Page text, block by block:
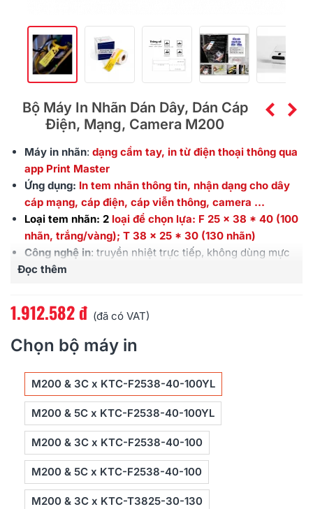
Bộ Máy In Nhãn Dán Dây, Dán Cáp
Điện, Mạng, Camera M200
Máy in nhãn: dạng cầm tay, in từ điện thoại thông qua
app Print Master
Ứng dụng: In tem nhãn thông tin, nhận dạng cho dây
cáp mạng, cáp điện, cáp viễn thông, camera ...
Loại tem nhãn: 2 loại để chọn lựa: F 25 x 38 * 40 (100
nhãn, trắng/vàng); T 38 x 25 * 30 (130 nhãn)
Công nghệ in: truyền nhiệt trực tiếp, không dùng mực
Độ phân giải
Chiều rộng nhãn
Kết nối: Bluetooth 4.0; Micro USB
In mã vạch
: hỗ trợ in 01 mã vạch 1D/QR code
Hệ điều hành hỗ trợ : Android/iOS (app Print Master);
Windows 7, 8, 10 (in qua phần mềm)
Dung lượng pin : 2200 mAh
Trọng lượng máy: 400g
Kích thước máy: 120mm * 117mm * 60mm
Nguồn điện: Micro USB/Lithium battery
Bảo hành: 12 tháng
Đọc thêm
1.912.582 đ (đã có VAT)
Chọn bộ máy in
M200 & 3C x KTC-F2538-40-100YL
M200 & 5C x KTC-F2538-40-100YL
M200 & 3C x KTC-F2538-40-100
M200 & 5C x KTC-F2538-40-100
M200 & 3C x KTC-T3825-30-130